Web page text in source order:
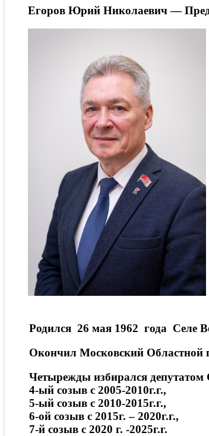
Егоров Юрий Николаевич—
Родился 26 мая 1962 года Селе
Окончил Московский Областной
Четырежды избирался депутатом
4-ый созыв с 2005-2010г.г.,
5-ый созыв с 2010-2015г.г.,
6-ой созыв с 2015г. – 2020г.г.,
7-й созыв с 2020 г. -2025г.г.